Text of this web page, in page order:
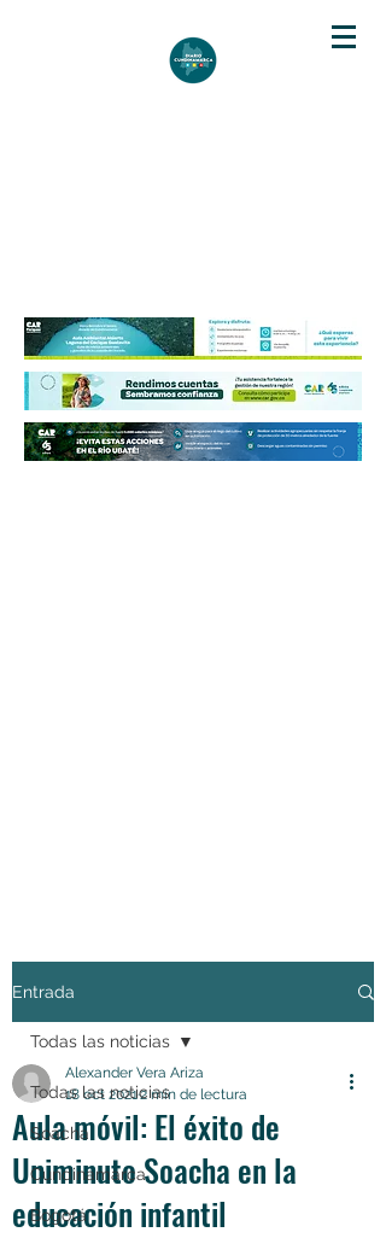
Entrada
Todas las noticias
Soacha
Cundinamarca
Bogotá
Todas las noticias
Aula móvil: El éxito de
Uniminuto Soacha en la
educación infantil
Alexander Vera Ariza
18 oct 20212 min de lectura